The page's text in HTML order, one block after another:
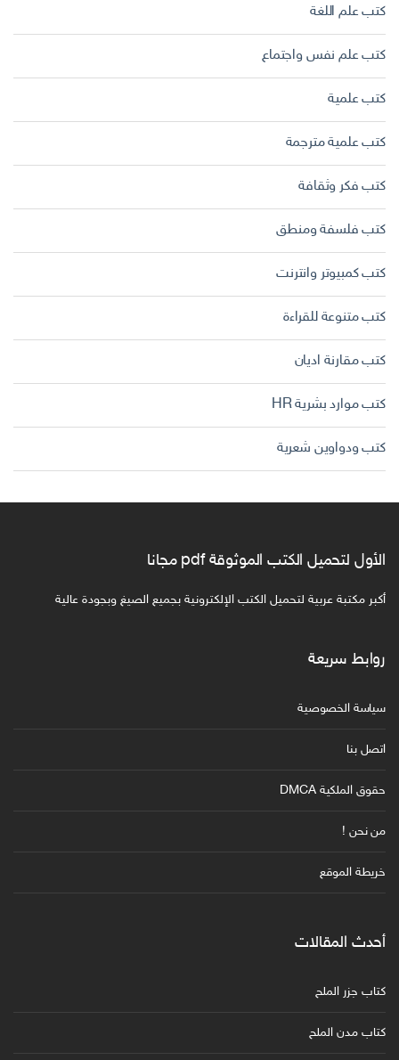
كتب علم اللغة
كتب علم نفس واجتماع
كتب علمية
كتب علمية مترجمة
كتب فكر وثقافة
كتب فلسفة ومنطق
كتب كمبيوتر وانترنت
كتب متنوعة للقراءة
كتب مقارنة اديان
كتب موارد بشرية HR
كتب ودواوين شعرية
الأول لتحميل الكتب الموثوقة pdf مجانا
أكبر مكتبة عربية لتحميل الكتب الإلكترونية بجميع الصيغ وبجودة عالية
روابط سريعة
سياسة الخصوصية
اتصل بنا
حقوق الملكية DMCA
من نحن !
خريطة الموقع
أحدث المقالات
كتاب جزر الملح
كتاب مدن الملح